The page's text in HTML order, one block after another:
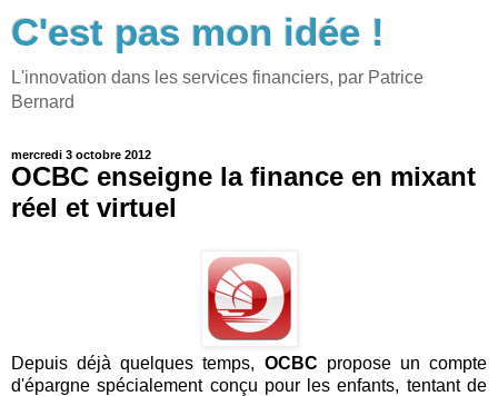
C'est pas mon idée !
L'innovation dans les services financiers, par Patrice
Bernard
mercredi 3 octobre 2012
OCBC enseigne la finance en mixant
réel et virtuel
Depuis déjà quelques temps, OCBC propose un compte
d'épargne spécialement conçu pour les enfants, tentant de